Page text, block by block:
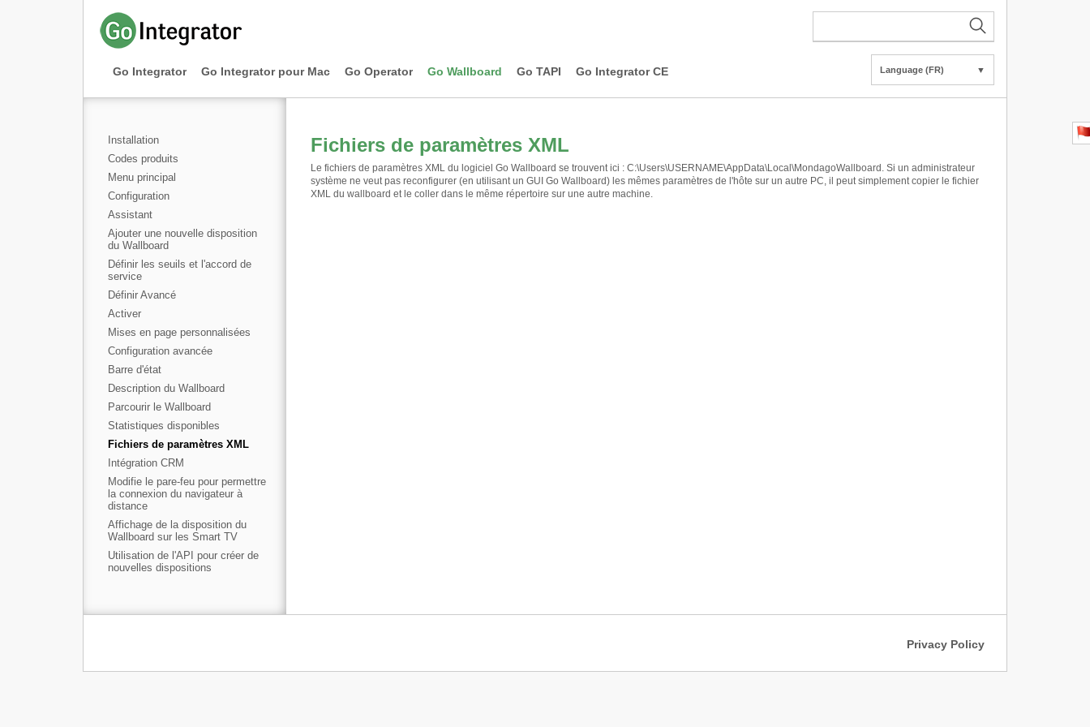
Go Integrator Go Integrator pour Mac Go Operator Go Wallboard Go TAPI Go Integrator CE Language (FR) ▼
Installation
Codes produits
Menu principal
Configuration
Assistant
Ajouter une nouvelle disposition
du Wallboard
Définir les seuils et l'accord de
service
Définir Avancé
Activer
Mises en page personnalisées
Configuration avancée
Barre d'état
Description du Wallboard
Parcourir le Wallboard
Statistiques disponibles
Fichiers de paramètres XML
Intégration CRM
Modifie le pare-feu pour permettre
la connexion du navigateur à
distance
Affichage de la disposition du
Wallboard sur les Smart TV
Utilisation de l'API pour créer de
nouvelles dispositions
Fichiers de paramètres XML
Le fichiers de paramètres XML du logiciel Go Wallboard se trouvent ici : C:\Users\USERNAME\AppData\Local\MondagoWallboard. Si un administrateur
système ne veut pas reconfigurer (en utilisant un GUI Go Wallboard) les mêmes paramètres de l'hôte sur un autre PC, il peut simplement copier le fichier
XML du wallboard et le coller dans le même répertoire sur une autre machine.
Privacy Policy